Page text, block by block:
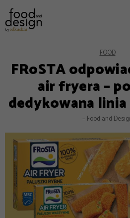
EKSPERCI
FOOD WORKING
E-BOOKI
O NAS
REKLAMA
FOOD
FRoSTA
air fryera –
dedykowana
– Food and